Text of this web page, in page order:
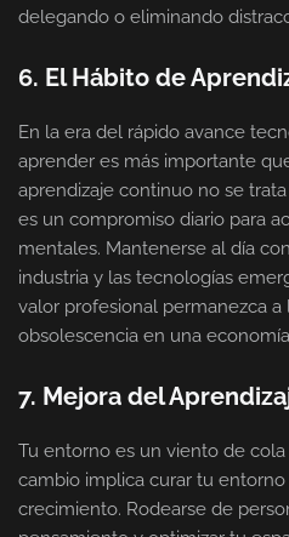
delegando o eliminando
6. El Hábito de
En la era del rápido avance
aprender es más importante
aprendizaje continuo no se
es un compromiso diario para
mentales. Mantenerse al día
industria y las tecnologías
valor profesional permanezca a
obsolescencia en una
7. Mejora del
Tu entorno es un viento de
cambio implica curar tu
crecimiento. Rodearse de